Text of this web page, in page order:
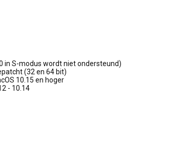
in S-modus wordt niet ondersteund)
(32 en 64 bit)
10.15 en hoger
- 10.14